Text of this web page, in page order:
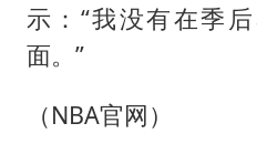
示：“我没有在季
面。”
（NBA官网）